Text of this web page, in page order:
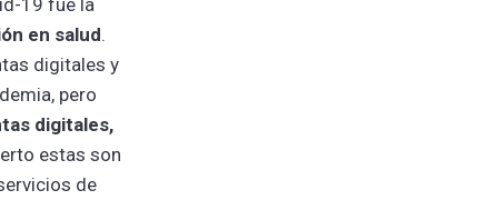
19 fue la
en salud.
digitales y
pero
digitales,
estas son
de